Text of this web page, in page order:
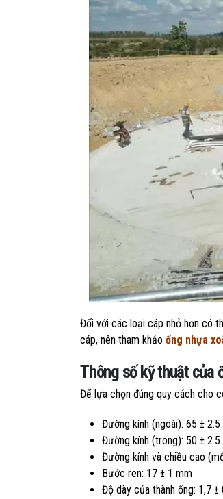
Đối với các loại cáp nhỏ hơn có
cáp, nên tham khảo ống nhựa
Thông số kỹ thuật của
Để lựa chọn đúng quy cách cho
Đường kính (ngoài): 65 ±
Đường kính (trong): 50 ±
Đường kính và chiều cao
Bước ren: 17 ± 1 mm
Độ dày của thành ống: 1,7 ±